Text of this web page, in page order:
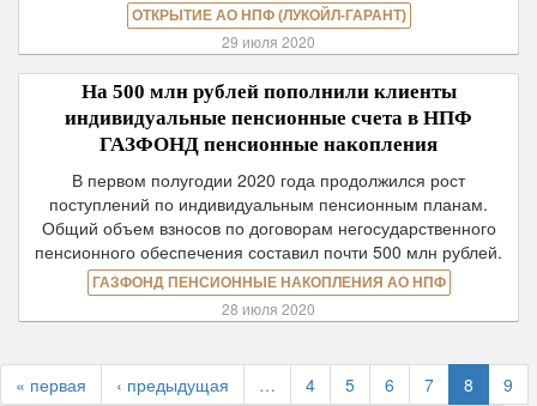
ОТКРЫТИЕ АО НПФ (ЛУКОЙЛ-ГАРАНТ)
29 июля 2020
На 500 млн рублей пополнили клиенты
индивидуальные пенсионные счета в НПФ
ГАЗФОНД пенсионные накопления
В первом полугодии 2020 года продолжился рост
поступлений по индивидуальным пенсионным планам.
Общий объем взносов по договорам негосударственного
пенсионного обеспечения составил почти 500 млн рублей.
ГАЗФОНД ПЕНСИОННЫЕ НАКОПЛЕНИЯ АО НПФ
28 июля 2020
« первая ‹ предыдущая … 4 5 6 7 8
9